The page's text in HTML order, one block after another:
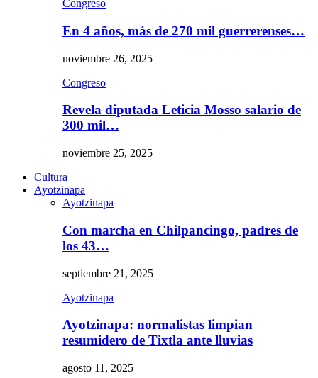
Congreso
En 4 años, más de 270 mil guerrerenses…
noviembre 26, 2025
Congreso
Revela diputada Leticia Mosso salario de
300 mil…
noviembre 25, 2025
Cultura
Ayotzinapa
Ayotzinapa
Con marcha en Chilpancingo, padres de
los 43…
septiembre 21, 2025
Ayotzinapa
Ayotzinapa: normalistas limpian
resumidero de Tixtla ante lluvias
agosto 11, 2025